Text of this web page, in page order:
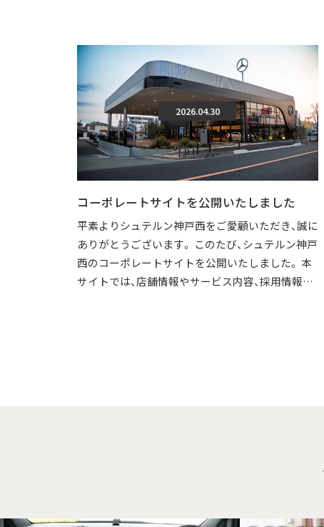
2026.04.30
コーポレートサイトを公開いたしました
平素よりシュテルン神戸西をご愛顧いただき、誠に
ありがとうございます。 このたび、シュテルン神戸
西のコーポレートサイトを公開いたしました。 本
サイトでは、店舗情報やサービス内容、採用情報な